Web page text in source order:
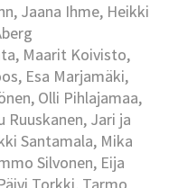
Jaana Ihme, Heikki
Maarit Koivisto,
Esa Marjamäki,
Olli Pihlajamaa,
Ruuskanen, Jari ja
Santamala, Mika
Silvonen, Eija